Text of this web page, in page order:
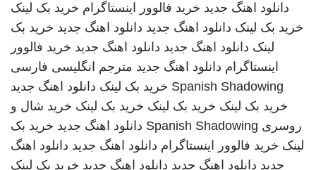
دانلود اهنگ جدید خرید فالوور اینستاگرام خرید بک لینک
خرید بک لینک دانلود اهنگ جدید دانلود اهنگ جدید خرید بک
لینک دانلود اهنگ جدید دانلود اهنگ جدید خرید فالوور
اینستاگرام دانلود اهنگ جدید مترجم انگلیسی فارسی
Spanish Shadowing خرید بک لینک دانلود اهنگ جدید
خرید بک لینک خرید بک لینک خرید بک لینک خرید شال و
روسری Spanish Shadowing دانلود اهنگ جدید خرید بک
لینک خرید فالوور اینستاگرام دانلود اهنگ جدید دانلود اهنگ
جدید دانلود اهنگ جدید دانلود اهنگ جدید خرید بک لینک